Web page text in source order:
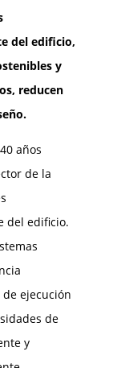
del edificio,
y
reducen
años
de la
del edificio.
ejecución
de
y